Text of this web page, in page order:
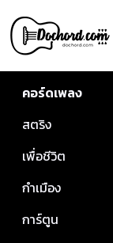
คอร์ดเพลง
สตริง
เพื่อชีวิต
กำเมือง
การ์ตูน